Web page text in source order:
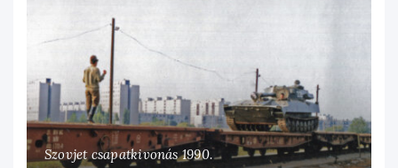
Szovjet csapatkivonás 1990.